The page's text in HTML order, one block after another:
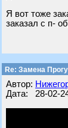
Я вот тоже
заказал с п-
Re: Замена Прогу
Автор:
Дата: 28-02-